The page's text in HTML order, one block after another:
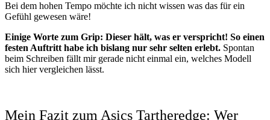
Bei dem hohen Tempo möchte ich nicht wissen was das für ein
Gefühl gewesen wäre!
Einige Worte zum Grip: Dieser hält, was er verspricht! So einen
festen Auftritt habe ich bislang nur sehr selten erlebt. Spontan
beim Schreiben fällt mir gerade nicht einmal ein, welches Modell
sich hier vergleichen lässt.
Mein Fazit zum Asics Tartheredge: Wer